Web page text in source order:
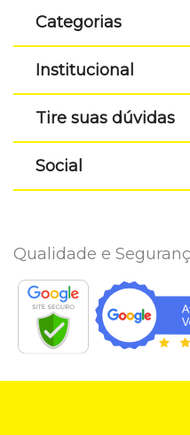
Categorias
Institucional
Tire suas dúvidas
Social
Qualidade e